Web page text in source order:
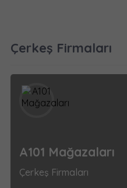
Çerkeş Firmaları
A101 Mağazaları
Çerkeş Firmaları